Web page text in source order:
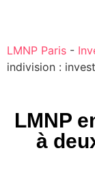
LMNP Paris -
indivision :
LMNP
à